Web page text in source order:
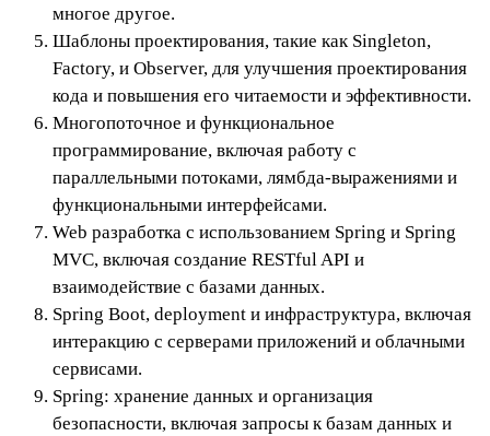
многое другое.
Шаблоны проектирования, такие как Singleton,
Factory, и Observer, для улучшения проектирования
кода и повышения его читаемости и эффективности.
Многопоточное и функциональное
программирование, включая работу с
параллельными потоками, лямбда-выражениями и
функциональными интерфейсами.
Web разработка с использованием Spring и Spring
MVC, включая создание RESTful API и
взаимодействие с базами данных.
Spring Boot, deployment и инфраструктура, включая
интеракцию с серверами приложений и облачными
сервисами.
Spring: хранение данных и организация
безопасности, включая запросы к базам данных и